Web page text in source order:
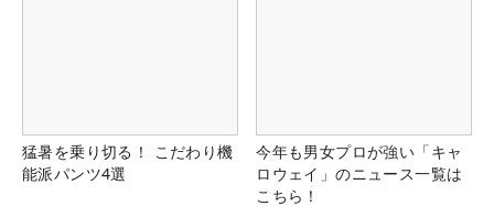
猛暑を乗り切る！ こだわり機
能派パンツ4選
今年も男女プロが強い「キャ
ロウェイ」のニュース一覧は
こちら！